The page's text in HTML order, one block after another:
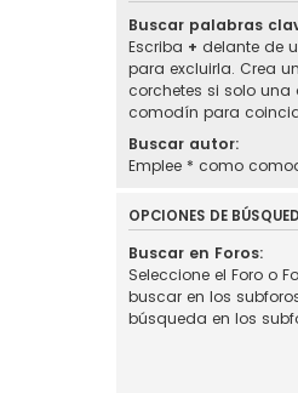
Buscar palabras
Escriba + delante de
para excluirla. Crea
corchetes si solo una
comodín para
Buscar autor:
Emplee * como
OPCIONES DE
Buscar en Foros:
Seleccione el Foro o
buscar en los
búsqueda en los